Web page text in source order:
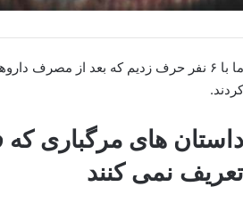
ما با ۶ نفر حرف زدیم که بعد از مصرف
کردند.
داستان های مرگباری
تعریف نمی کنند